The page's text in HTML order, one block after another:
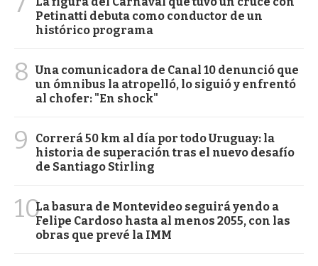
Petinatti debuta como conductor de un
histórico programa
8 Una comunicadora de Canal 10 denunció que
un ómnibus la atropelló, lo siguió y enfrentó
al chofer: "En shock"
9
Correrá 50 km al día por todo Uruguay: la
historia de superación tras el nuevo desafío
de Santiago Stirling
10La basura de Montevideo seguirá yendo a
Felipe Cardoso hasta al menos 2055, con las
obras que prevé la IMM